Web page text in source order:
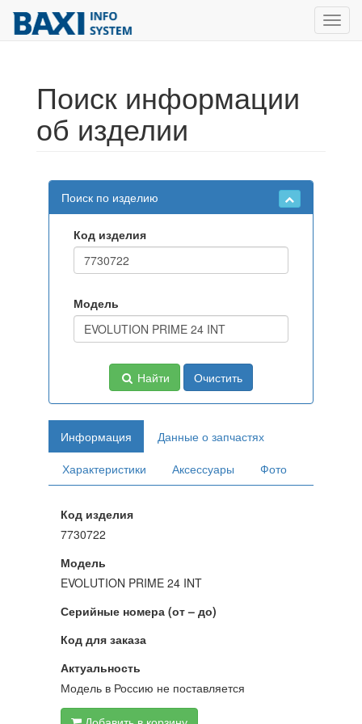
Поиск информации
об изделии
Поиск по изделию
Код изделия
Модель
Найти Очистить
Информация
Данные о запчастях
Характеристики
Аксессуары Фото
Код изделия
7730722
Модель
EVOLUTION PRIME 24 INT
Серийные номера (от – до)
Код для заказа
Актуальность
Модель в Россию не поставляется